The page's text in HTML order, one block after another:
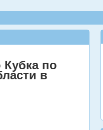
по
в